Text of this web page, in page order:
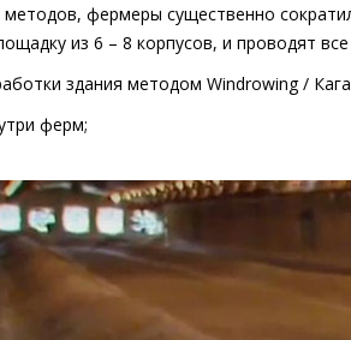
фермеры существенно
из 6 – 8 корпусов, и проводят
здания методом Windrowing/
ферм;